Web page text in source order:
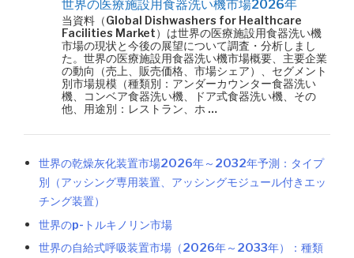
世界の医療施設用食器洗い機市場2026年
当資料（Global Dishwashers for Healthcare
Facilities Market）は世界の医療施設用食器洗い機
市場の現状と今後の展望について調査・分析しまし
た。世界の医療施設用食器洗い機市場概要、主要企業
の動向（売上、販売価格、市場シェア）、セグメント
別市場規模（種類別：アンダーカウンター食器洗い
機、コンベア食器洗い機、ドア式食器洗い機、その
他、用途別：レストラン、ホ …
世界の乾燥灰化装置市場2026年～2032年予測：タイプ
別（アッシング専用装置、アッシングモジュール付きエッ
チング装置）
世界のp-トルキノリン市場
世界の自給式呼吸装置市場（2026年～2033年）：種類